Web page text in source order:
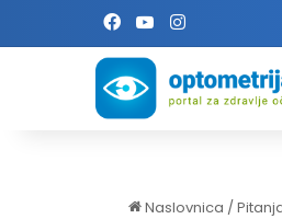
Facebook
YouTube
Naslovnica /